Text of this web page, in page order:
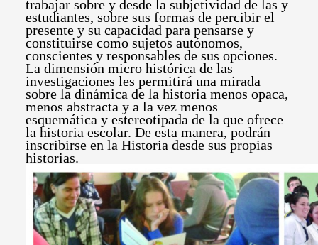
trabajar sobre y desde la subjetividad de las y
estudiantes, sobre sus formas de percibir el
presente y su capacidad para pensarse y
constituirse como sujetos autónomos,
conscientes y responsables de sus opciones.
La dimensión micro histórica de las
investigaciones les permitirá una mirada
sobre la dinámica de la historia menos opaca,
menos abstracta y a la vez menos
esquemática y estereotipada de la que ofrece
la historia escolar. De esta manera, podrán
inscribirse en la Historia desde sus propias
historias.